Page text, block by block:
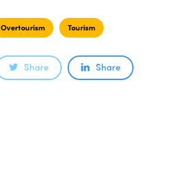
Overtourism Tourism
Share Share